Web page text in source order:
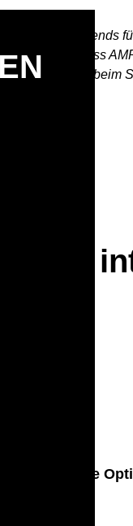
klare Trends
davon aus, dass
Branding wird
auch
Engine